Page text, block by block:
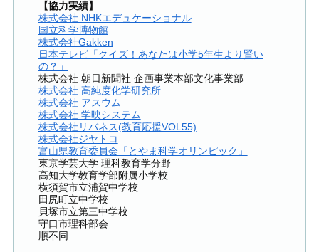
【協力実績】
株式会社 NHKエデュケーショナル
国立科学博物館
株式会社Gakken
日本テレビ「クイズ！あなたは小学5年生より賢い
の？」
株式会社 朝日新聞社 企画事業本部文化事業部
株式会社 高純度化学研究所
株式会社 アスウム
株式会社 学映システム
株式会社リバネス(教育応援VOL55)
株式会社ジヤトコ
富山県教育委員会「とやま科学オリンピック」
東京学芸大学 理科教育学分野
高知大学教育学部附属小学校
横須賀市立浦賀中学校
田尻町立中学校
貝塚市立第三中学校
守口市理科部会
順不同